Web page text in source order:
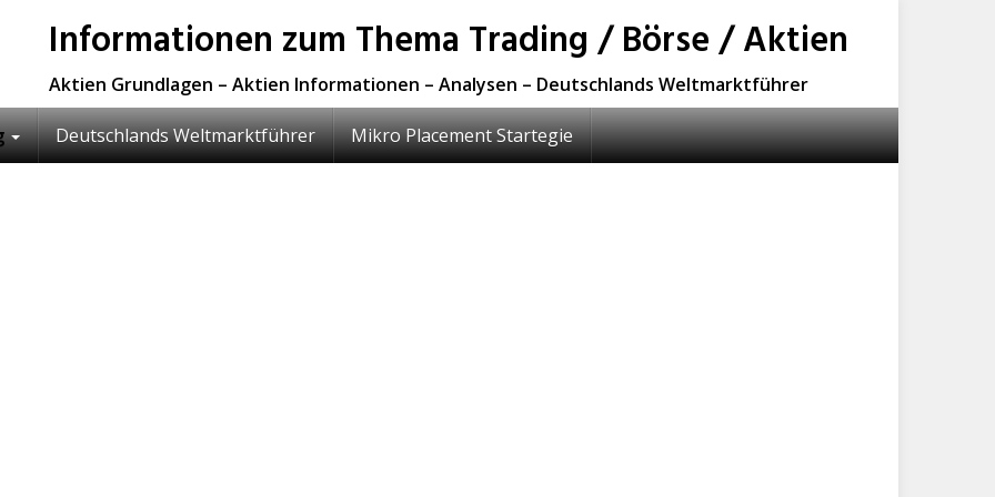
Informationen zum Thema Trading / Börse / Aktien
Aktien Grundlagen – Aktien Informationen – Analysen – Deutschlands Weltmarktführer
Deutschlands Weltmarktführer Mikro Placement Startegie